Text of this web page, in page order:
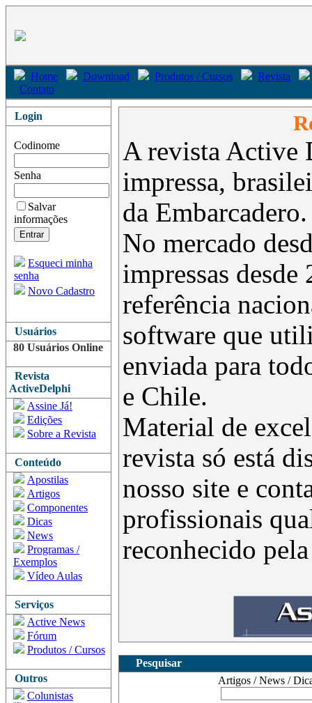
Home Download Produtos / Cursos
Revista
Contato
Login
Codinome
Senha
Salvar
informações
Esqueci minha
senha
Novo Cadastro
Usuários
80 Usuários Online
Revista
ActiveDelphi
Assine Já!
Edições
Sobre a Revista
Conteúdo
Apostilas
Artigos
Componentes
Dicas
News
Programas /
Exemplos
Vídeo Aulas
Serviços
Active News
Fórum
Produtos / Cursos
Outros
Colunistas
A revista Active
impressa,
da Embarcadero.
No mercado
impressas
referência
software que
enviada para
e Chile.
Material de
revista só está
nosso site e
profissionais
reconhecido
Pesquisar
Artigos / News /